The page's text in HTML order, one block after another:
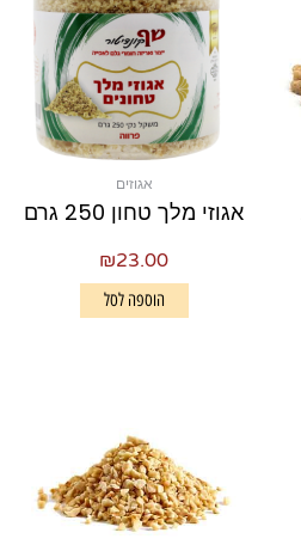
אגוזים
אגוזי מלך טחון 250 גרם
₪23.00
הוספה לסל